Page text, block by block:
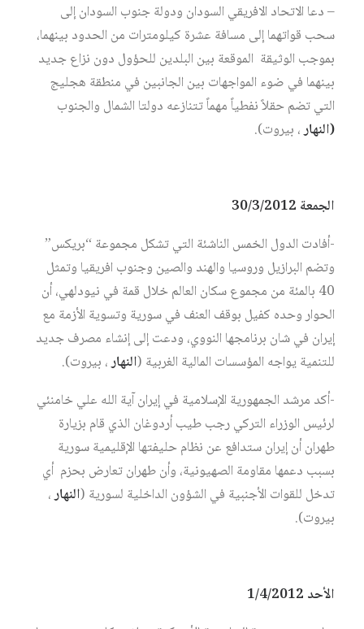
– دعا الاتحاد الافريقي السودان ودولة جنوب السودان إلى
سحب قواتهما إلى مسافة عشرة كيلومترات من الحدود بينهما،
بموجب الوثيقة الموقعة بين البلدين للحؤول دون نزاع جديد
بينهما في ضوء المواجهات بين الجانبين في منطقة هجليج
التي تضم حقلاً نفطياً مهماً تتنازعه دولتا الشمال والجنوب
(النهار، بيروت).
الجمعة 30/3/2012
-أفادت الدول الخمس الناشئة التي تشكل مجموعة “بريكس”
وتضم البرازيل وروسيا والهند والصين وجنوب افريقيا وتمثل
40 بالمئة من مجموع سكان العالم خلال قمة في نيودلهي، أن
الحوار وحده كفيل بوقف العنف في سورية وتسوية الأزمة مع
إيران في شان برنامجها النووي، ودعت إلى إنشاء مصرف جديد
للتنمية يواجه المؤسسات المالية الغربية (النهار، بيروت).
-أكد مرشد الجمهورية الإسلامية في إيران آية الله علي خامنئي
لرئيس الوزراء التركي رجب طيب أردوغان الذي قام بزيارة
طهران أن إيران ستدافع عن نظام حليفتها الإقليمية سورية
بسبب دعمها مقاومة الصهيونية، وأن طهران تعارض بحزم أي
تدخل للقوات الأجنبية في الشؤون الداخلية لسورية (النهار،
بيروت).
الأحد 1/4/2012